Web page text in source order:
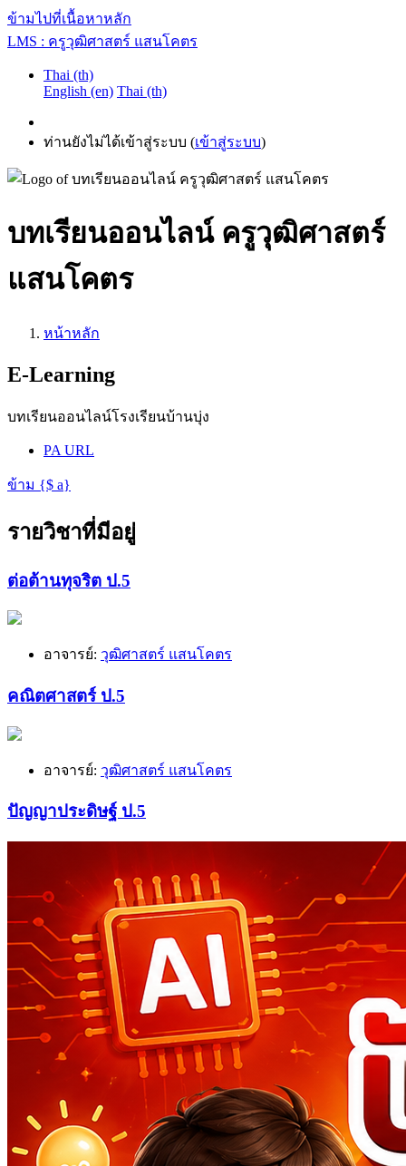
ข้ามไปที่เนื้อหาหลัก
LMS : ครูวุฒิศาสตร์ แสนโคตร
Thai ‎(th)‎
English ‎(en)‎ Thai ‎(th)‎
ท่านยังไม่ได้เข้าสู่ระบบ (เข้าสู่ระบบ)
บทเรียนออนไลน์ ครูวุฒิศาสตร์
แสนโคตร
หน้าหลัก
E-Learning
บทเรียนออนไลน์โรงเรียนบ้านบุ่ง
PA URL
ข้าม {$ a}
รายวิชาที่มีอยู่
ต่อต้านทุจริต ป.5
อาจารย์: วุฒิศาสตร์ แสนโคตร
คณิตศาสตร์ ป.5
อาจารย์: วุฒิศาสตร์ แสนโคตร
ปัญญาประดิษฐ์ ป.5